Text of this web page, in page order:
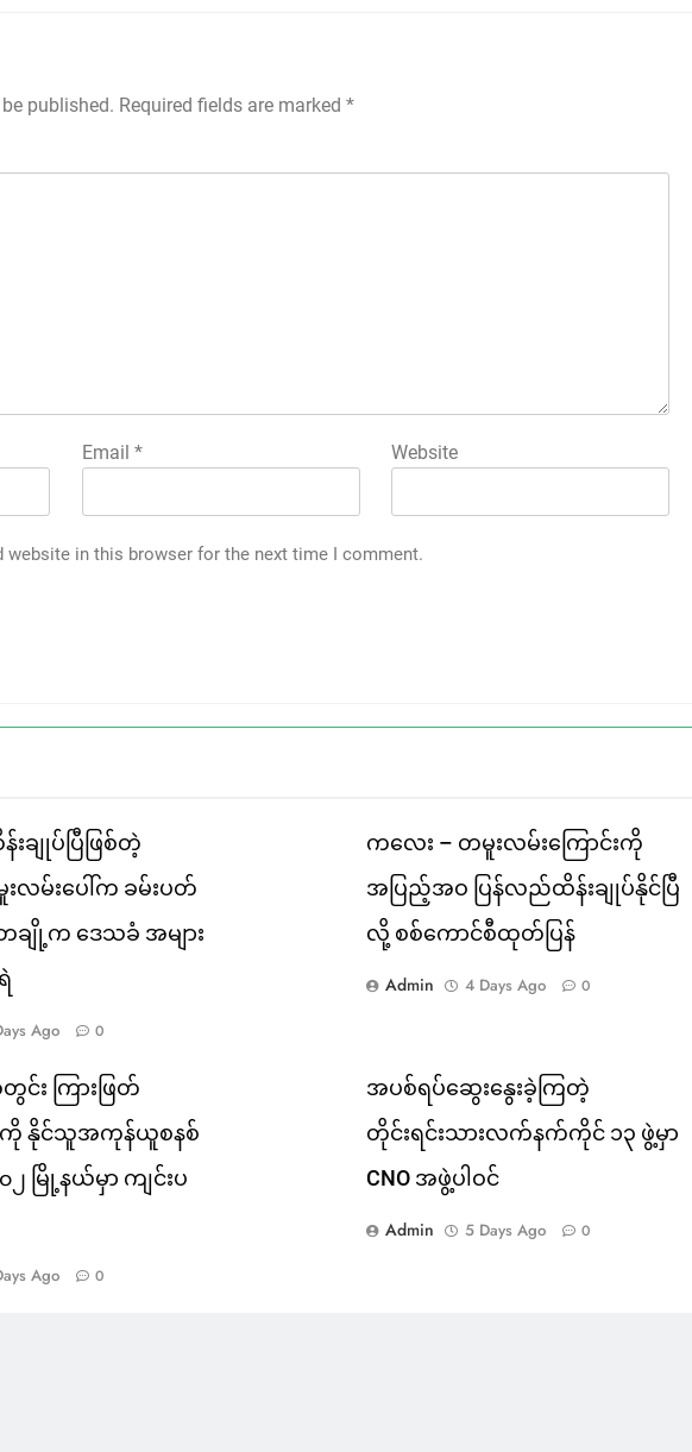
published. Required fields are marked *
Email * Website
website in this browser for the next time I comment.
ချုပ်ပြီဖြစ်တဲ့
လမ်းပေါ်က ခမ်းပတ်
တချို့က ဒေသခံ အများ
Ago 0
ကလေး – တမူးလမ်းကြောင်းကို
အပြည့်အဝ ပြန်လည်ထိန်းချုပ်နိုင်ပြီ
လို့ စစ်ကောင်စီထုတ်ပြန်
Admin 4 Days Ago 0
င်း ကြားဖြတ်
ကို နိုင်သူအကုန်ယူစနစ်
၂ မြို့နယ်မှာ ကျင်းပ
Ago 0
အပစ်ရပ်ဆွေးနွေးခဲ့ကြတဲ့
တိုင်းရင်းသားလက်နက်ကိုင် ၁၃ ဖွဲ့မှာ
CNO အဖွဲ့ပါဝင်
Admin 5 Days Ago 0